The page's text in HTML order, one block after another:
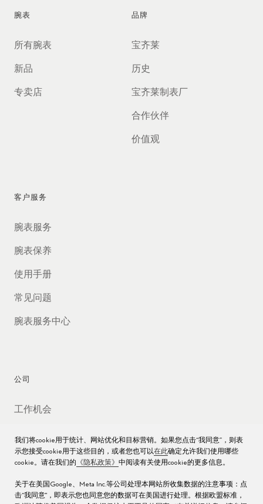
腕表
所有腕表
新品
专卖店
品牌
宝齐莱
历史
宝齐莱制表厂
合作伙伴
价值观
客户服务
腕表服务
腕表保养
使用手册
常见问题
腕表服务中心
公司
工作机会
联络我们
沪ICP备16013004号
我们将cookie用于统计、网站优化和目标营销。如果您点击“我同意”，则表
示您接受cookie用于这些目的，或者您也可以在此确定允许我们使用哪些
cookie。请在我们的 《隐私政策》 中阅读有关使用cookie的更多信息。
关于在美国Google、Meta Inc.等公司处理本网站所收集数据的注意事项：点
击“我同意"，即表示您也同意您的数据可在美国进行处理。根据欧盟标准，